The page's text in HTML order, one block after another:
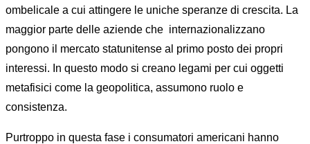
ombelicale a cui attingere le uniche speranze di crescita. La
maggior parte delle aziende che internazionalizzano
pongono il mercato statunitense al primo posto dei propri
interessi. In questo modo si creano legami per cui oggetti
metafisici come la geopolitica, assumono ruolo e
consistenza.
Purtroppo in questa fase i consumatori americani hanno